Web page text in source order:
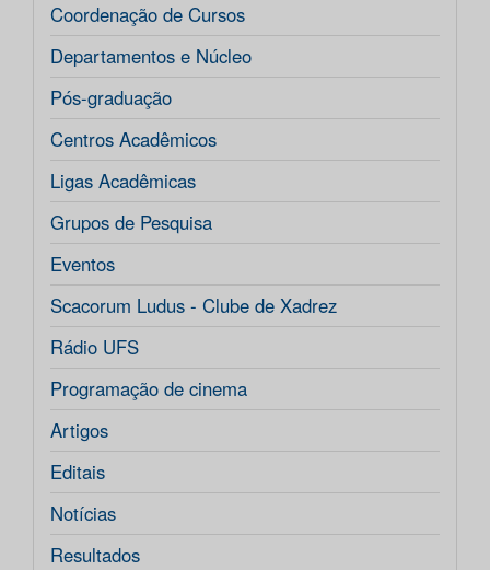
Coordenação de Cursos
Departamentos e Núcleo
Pós-graduação
Centros Acadêmicos
Ligas Acadêmicas
Grupos de Pesquisa
Eventos
Scacorum Ludus - Clube de Xadrez
Rádio UFS
Programação de cinema
Artigos
Editais
Notícias
Resultados